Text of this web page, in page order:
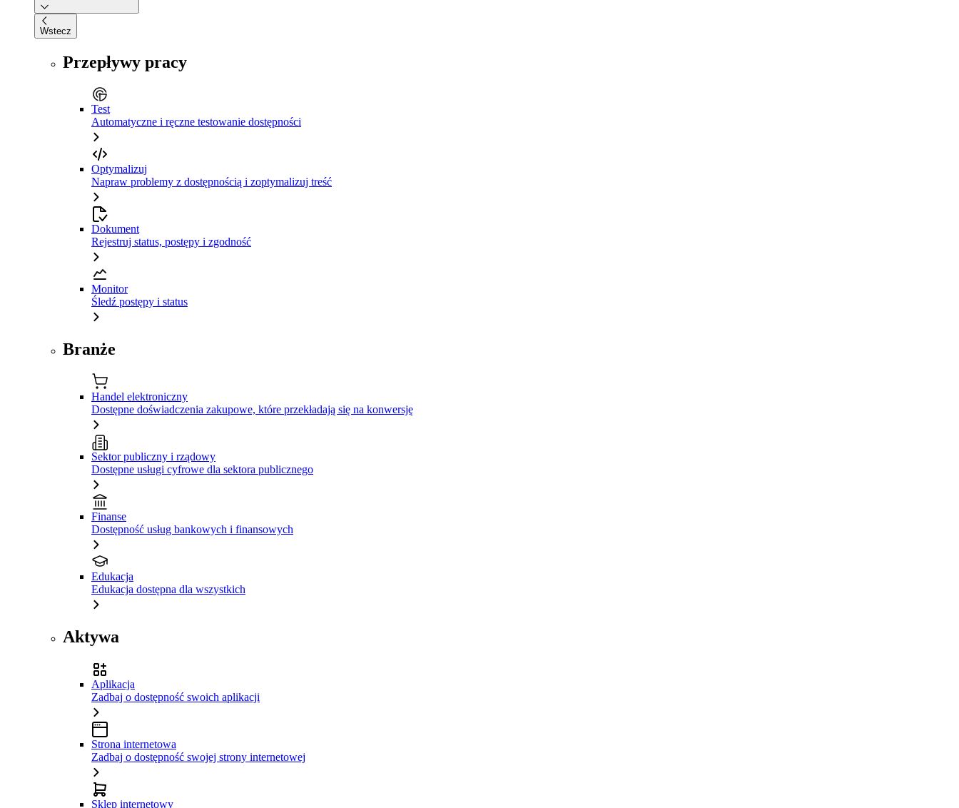
Wstecz
Przepływy pracy
Test
Automatyczne i ręczne testowanie dostępności
Optymalizuj
Napraw problemy z dostępnością i zoptymalizuj treść
Dokument
Rejestruj status, postępy i zgodność
Monitor
Śledź postępy i status
Branże
Handel elektroniczny
Dostępne doświadczenia zakupowe, które przekładają się na konwersję
Sektor publiczny i rządowy
Dostępne usługi cyfrowe dla sektora publicznego
Finanse
Dostępność usług bankowych i finansowych
Edukacja
Edukacja dostępna dla wszystkich
Aktywa
Aplikacja
Zadbaj o dostępność swoich aplikacji
Strona internetowa
Zadbaj o dostępność swojej strony internetowej
Sklep internetowy